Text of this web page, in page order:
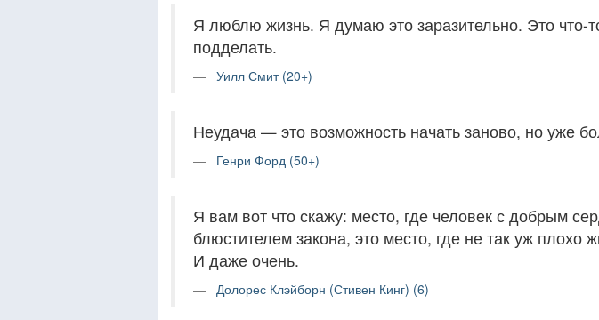
Я люблю жизнь. Я думаю это заразительно. Это что-
подделать.
Уилл Смит (20+)
Неудача — это возможность начать заново, но уже
Генри Форд (50+)
Я вам вот что скажу: место, где человек с добрым
блюстителем закона, это место, где не так уж плохо
И даже очень.
Долорес Клэйборн (Стивен Кинг) (6)